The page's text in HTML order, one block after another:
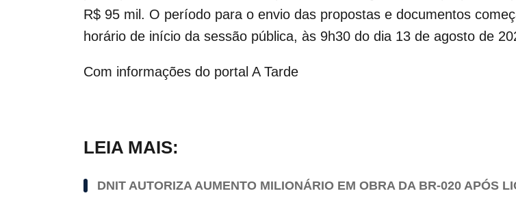
R$ 95 mil. O período para o envio das propostas e documentos
horário de início da sessão pública, às 9h30 do dia 13 de agosto de
Com informações do portal A Tarde
LEIA MAIS:
DNIT AUTORIZA AUMENTO MILIONÁRIO EM OBRA DA BR-020 APÓS